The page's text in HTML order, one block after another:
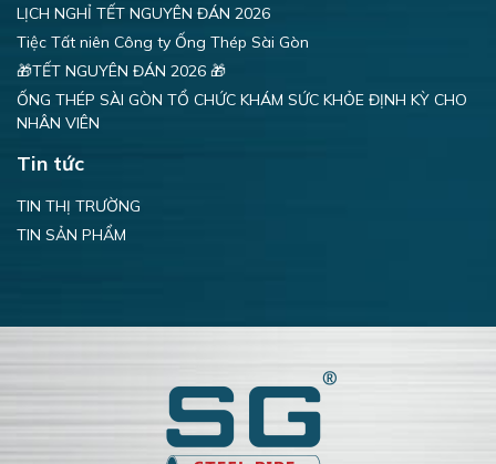
LỊCH NGHỈ TẾT NGUYÊN ĐÁN 2026
Tiệc Tất niên Công ty Ống Thép Sài Gòn
🎁TẾT NGUYÊN ĐÁN 2026 🎁
ỐNG THÉP SÀI GÒN TỔ CHỨC KHÁM SỨC KHỎE ĐỊNH KỲ CHO
NHÂN VIÊN
Tin tức
TIN THỊ TRƯỜNG
TIN SẢN PHẨM